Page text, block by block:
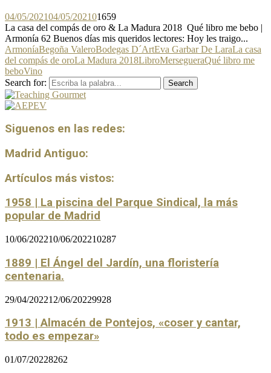
04/05/202104/05/202101659
La casa del compás de oro & La Madura 2018 Qué libro me bebo |
Armonía 62 Buenos días mis queridos lectores: Hoy les traigo...
ArmoníaBegoña ValeroBodegas D´ArtEva Garbar De LaraLa casa
del compás de oroLa Madura 2018LibroMersegueraQué libro me
beboVino
Search for:
Search
Siguenos en las redes:
Madrid Antiguo:
Artículos más vistos:
1958 | La piscina del Parque Sindical, la más
popular de Madrid
10/06/202210/06/202210287
1889 | El Ángel del Jardín, una floristería
centenaria.
29/04/202212/06/20229928
1913 | Almacén de Pontejos, «coser y cantar,
todo es empezar»
01/07/20228262